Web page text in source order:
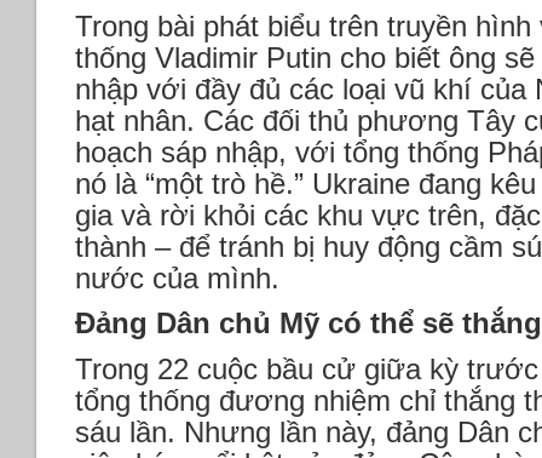
Trong bài phát biểu trên truyền
thống Vladimir Putin cho biết ông
nhập với đầy đủ các loại vũ khí của
hạt nhân. Các đối thủ phương Tây
hoạch sáp nhập, với tổng thống
nó là “một trò hề.” Ukraine đang
gia và rời khỏi các khu vực trên,
thành – để tránh bị huy động cầm
nước của mình.
Đảng Dân chủ Mỹ có thể sẽ
Trong 22 cuộc bầu cử giữa kỳ
tổng thống đương nhiệm chỉ thắng
sáu lần. Nhưng lần này, đảng Dân